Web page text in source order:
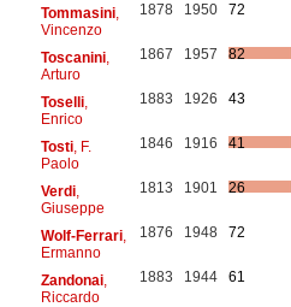
Tommasini,
Vincenzo
1878 1950 72
Toscanini,
Arturo
1867 1957 82
Toselli,
Enrico
1883 1926 43
Tosti, F.
Paolo
1846 1916 41
Verdi,
Giuseppe
1813 1901 26
Wolf-Ferrari,
Ermanno
1876 1948 72
Zandonai,
Riccardo
1883 1944 61